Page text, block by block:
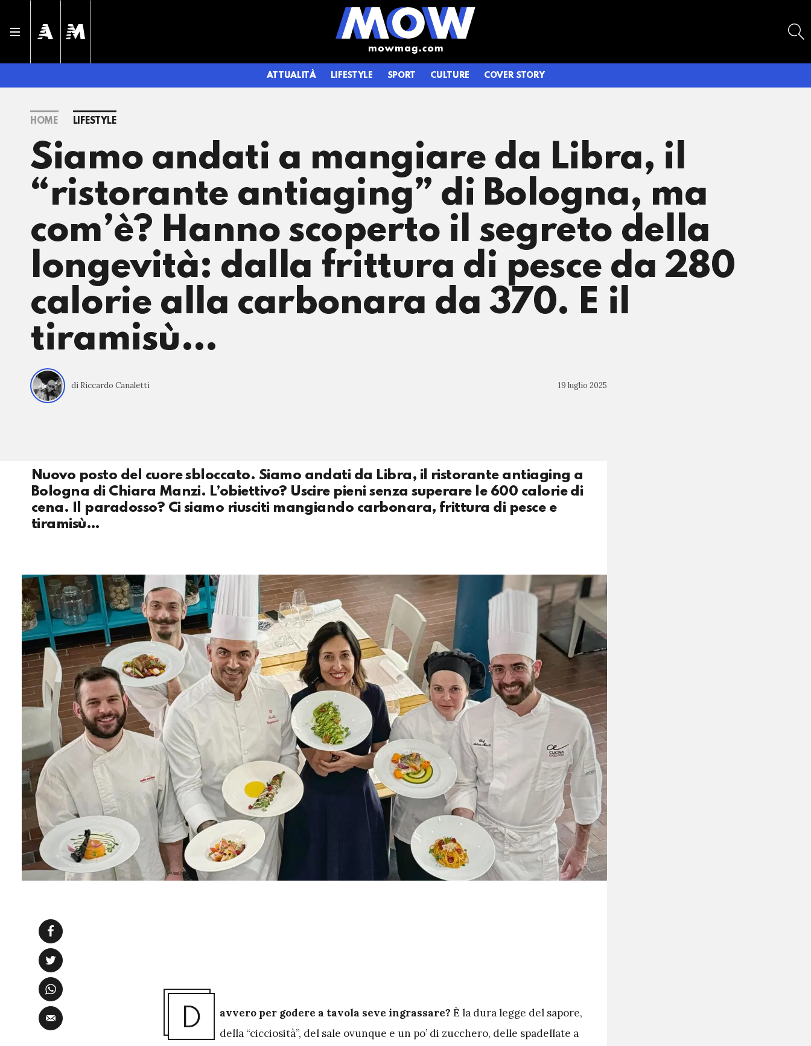
ATTUALITÀ LIFESTYLE SPORT CULTURE COVER STORY
HOME LIFESTYLE
Siamo andati a mangiare da Libra, il
“ristorante antiaging” di Bologna, ma
com’è? Hanno scoperto il segreto della
longevità: dalla frittura di pesce da 280
calorie alla carbonara da 370. E il
tiramisù…
di Riccardo Canaletti 19 luglio 2025
Nuovo posto del cuore sbloccato. Siamo andati da Libra, il ristorante antiaging a
Bologna di Chiara Manzi. L’obiettivo? Uscire pieni senza superare le 600 calorie di
cena. Il paradosso? Ci siamo riusciti mangiando carbonara, frittura di pesce e
tiramisù…
D avvero per godere a tavola seve ingrassare? È la dura legge del sapore,
della “cicciosità”, del sale ovunque e un po’ di zucchero, delle spadellate a